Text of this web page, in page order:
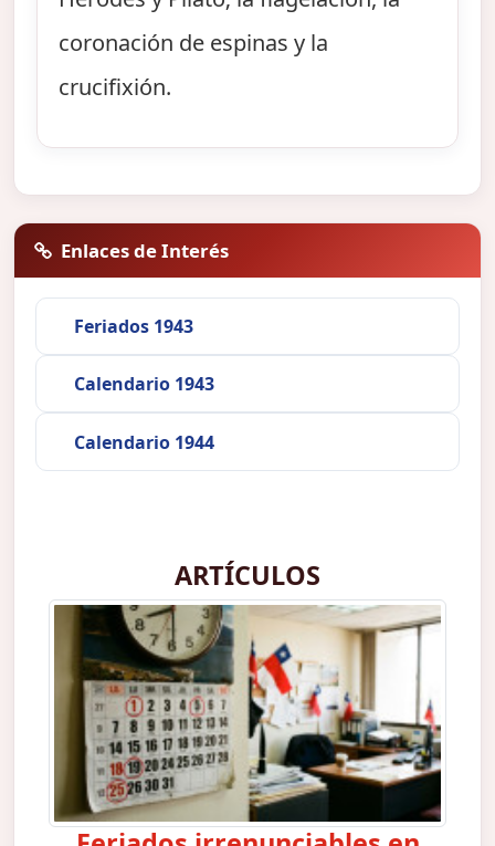
coronación de espinas y la
crucifixión.
Enlaces de Interés
Feriados 1943
Calendario 1943
Calendario 1944
ARTÍCULOS